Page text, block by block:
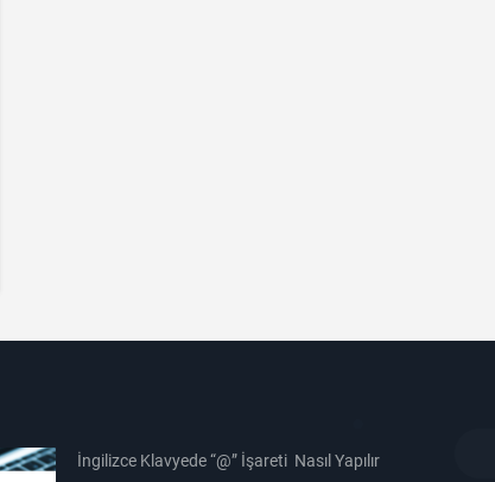
İngilizce Klavyede “@” İşareti Nasıl Yapılır